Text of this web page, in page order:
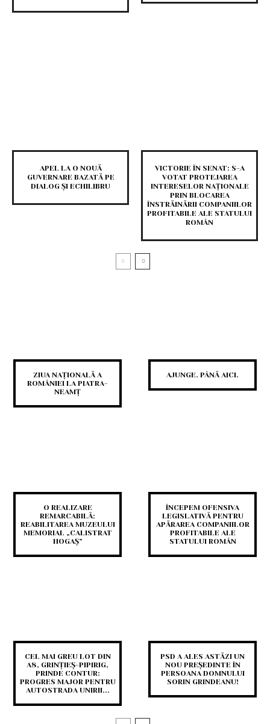
APEL LA O NOUĂ
GUVERNARE BAZATĂ PE
DIALOG ȘI ECHILIBRU
VICTORIE ÎN SENAT: S-A
VOTAT PROTEJAREA
INTERESELOR NAȚIONALE
PRIN BLOCAREA
ÎNSTRĂINĂRII COMPANIILOR
PROFITABILE ALE STATULUI
ROMÂN
ZIUA NAȚIONALĂ A
ROMÂNIEI LA PIATRA-
NEAMȚ
AJUNGE. PÂNĂ AICI.
O REALIZARE
REMARCABILĂ:
REABILITAREA MUZEULUI
MEMORIAL „CALISTRAT
HOGAȘ”
ÎNCEPEM OFENSIVA
LEGISLATIVĂ PENTRU
APĂRAREA COMPANIILOR
PROFITABILE ALE
STATULUI ROMÂN
CEL MAI GREU LOT DIN
A8, GRINȚIEȘ-PIPIRIG,
PRINDE CONTUR:
PROGRES MAJOR PENTRU
AUTOSTRADA UNIRII...
PSD A ALES ASTĂZI UN
NOU PREȘEDINTE ÎN
PERSOANA DOMNULUI
SORIN GRINDEANU!